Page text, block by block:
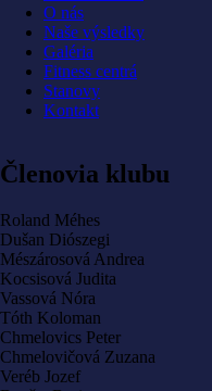
Main
navigation
O nás
Naše výsledky
Galéria
Fitness centrá
Stanovy
Kontakt
Členovia klubu
Roland Méhes
Dušan Diószegi
Mészárosová Andrea
Kocsisová Judita
Vassová Nóra
Tóth Koloman
Chmelovics Peter
Chmelovičová Zuzana
Veréb Jozef